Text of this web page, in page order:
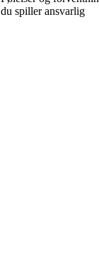
du spiller ansvarlig